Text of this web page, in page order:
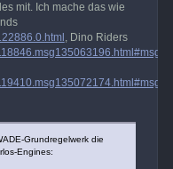
mit. Ich mache das wie
, Dino Riders
Grundregelwerk die
Engines: